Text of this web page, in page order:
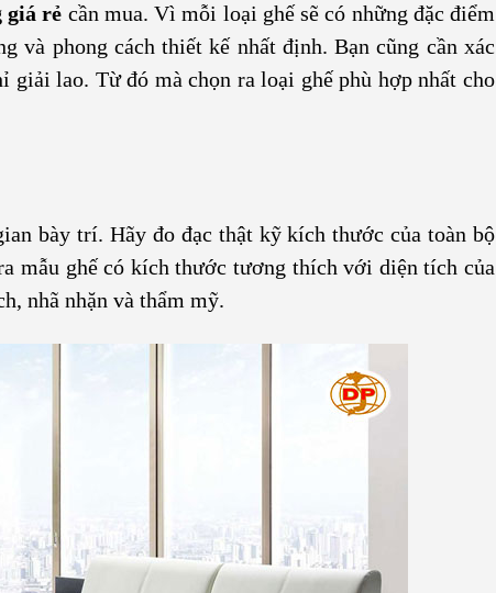
giá rẻ cần mua. Vì mỗi loại ghế sẽ có những đặc điểm
và phong cách thiết kế nhất định. Bạn cũng cần xác
giải lao. Từ đó mà chọn ra loại ghế phù hợp nhất cho
bày trí. Hãy đo đạc thật kỹ kích thước của toàn bộ
mẫu ghế có kích thước tương thích với diện tích của
nhã nhặn và thẩm mỹ.